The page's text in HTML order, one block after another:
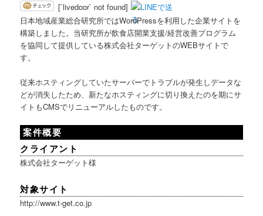
[`livedoor` not found]
日本地域産業総合研究所ではWordPressを利用した企業サイトを
構築しました。当研究所が飲食店開業支援/経営改善プログラム
を協同して提供している株式会社ターゲットのWEBサイトで
す。
従来ホスティングしていたサーバーでトラブルが発生しデータな
どが消失したため、新たなホスティングに切り換えたのを期にサ
イトもCMSでリニューアルしたものです。
案件概要
クライアント
株式会社ターゲット様
対象サイト
http://www.t-get.co.jp